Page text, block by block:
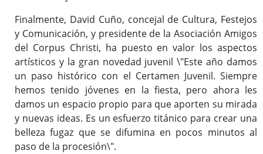
Finalmente, David Cuño, concejal de Cultura, Festejos
y Comunicación, y presidente de la Asociación Amigos
del Corpus Christi, ha puesto en valor los aspectos
artísticos y la gran novedad juvenil \"Este año damos
un paso histórico con el Certamen Juvenil. Siempre
hemos tenido jóvenes en la fiesta, pero ahora les
damos un espacio propio para que aporten su mirada
y nuevas ideas. Es un esfuerzo titánico para crear una
belleza fugaz que se difumina en pocos minutos al
paso de la procesión\".